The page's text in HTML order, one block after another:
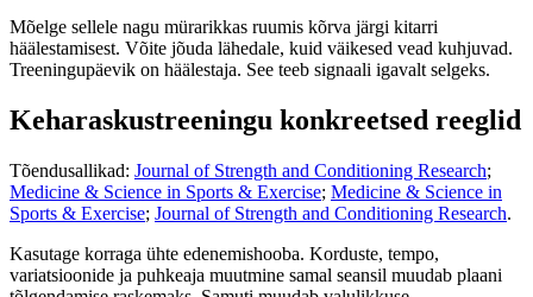
Mõelge sellele nagu mürarikkas ruumis kõrva järgi kitarri
häälestamisest. Võite jõuda lähedale, kuid väikesed vead kuhjuvad.
Treeningupäevik on häälestaja. See teeb signaali igavalt selgeks.
Keharaskustreeningu konkreetsed reeglid
Tõendusallikad: Journal of Strength and Conditioning Research;
Medicine & Science in Sports & Exercise; Medicine & Science in
Sports & Exercise; Journal of Strength and Conditioning Research.
Kasutage korraga ühte edenemishooba. Korduste, tempo,
variatsioonide ja puhkeaja muutmine samal seansil muudab plaani